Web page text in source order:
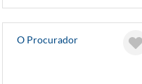
O Procurador